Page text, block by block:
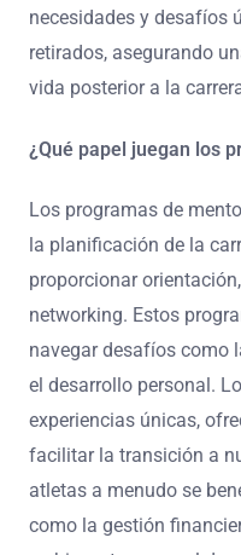
necesidades y desafíos
retirados, asegurando
vida posterior a la
¿Qué papel juegan los
Los programas de
la planificación de la
proporcionar
networking. Estos
navegar desafíos como
el desarrollo personal.
experiencias únicas,
facilitar la transición a
atletas a menudo se
como la gestión